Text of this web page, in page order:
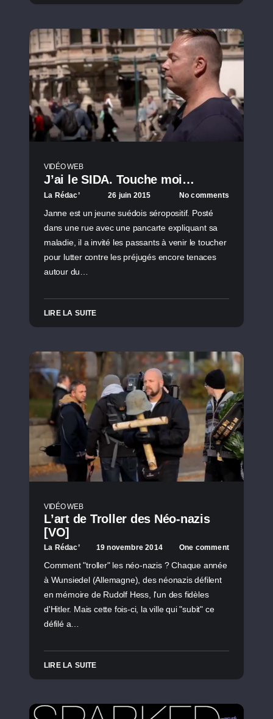
VIDÉO WEB
J’ai le SIDA. Touche moi…
La Rédac’ 26 juin 2015 No comments
Janne est un jeune suédois séropositif. Posté
dans une rue avec une pancarte expliquant sa
maladie, il a invité les passants à venir le toucher
pour lutter contre les préjugés encore tenaces
autour du…
LIRE LA SUITE
VIDÉO WEB
L’art de Troller des Néo-nazis
[VO]
La Rédac’ 19 novembre 2014 One comment
Comment "troller" les néo-nazis ? Chaque année
à Wunsiedel (Allemagne), des néonazis défilent
en mémoire de Rudolf Hess, l'un des fidèles
d'Hitler. Mais cette fois-ci, la ville qui "subit" ce
défilé a…
LIRE LA SUITE